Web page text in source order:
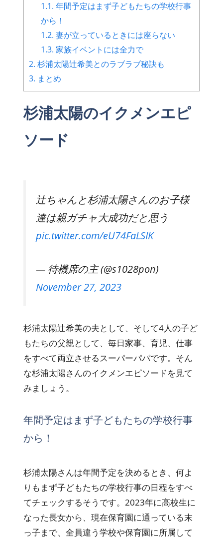
1.1. 年間予定はまず子どもたちの学校行事
から！
1.2. 妻が立っているときには座らない
1.3. 家族イベントには全力で
2. 杉浦太陽辻希美とのラブラブ秘訣も
3. まとめ
杉浦太陽のイクメンエピ
ソード
辻ちゃんと杉浦太陽さんのお子様
達は親ガチャ大成功だと思う
pic.twitter.com/eU74FaLSIK
— 待機席の主 (@s1028pon)
November 27, 2023
杉浦太陽辻希美の夫として、そして4人の子ど
もたちの父親として、毎日家事、育児、仕事
をすべて両立させるスーパーパパです。そん
な杉浦太陽さんのイクメンエピソードを見て
みましょう。
年間予定はまず子どもたちの学校行事
から！
杉浦太陽さんは年間予定を決めるとき、何よ
りもまず子どもたちの学校行事の日程をすべ
てチェックするそうです。2023年に高校生に
なった長女から、現在保育園に通っている末
っ子まで、全員違う学校や保育園に所属して